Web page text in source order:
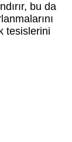
bu da
tesislerini